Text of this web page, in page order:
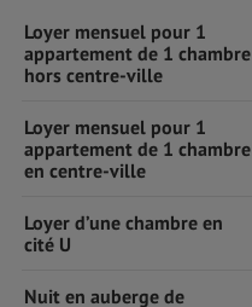
Loyer mensuel pour 1
appartement de 1 chambre
hors centre-ville
Loyer mensuel pour 1
appartement de 1 chambre
en centre-ville
Loyer d’une chambre en
cité U
Nuit en auberge de